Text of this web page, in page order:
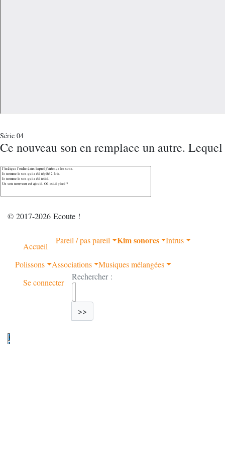
Série 04
Ce nouveau son en remplace un autre.
© 2017-2026 Ecoute !
Accueil
Pareil / pas pareil Kim sonores Intrus
Polissons Associations
Musiques mélangées
Se connecter
Rechercher :
>>